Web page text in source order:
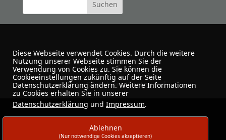
Urban Sketchers Dortmund
Diese Webseite verwendet Cookies. Durch die weitere
Nutzung unserer Webseite stimmen Sie der
Verwendung von Cookies zu. Sie können die
Cookieeinstellungen zukünftig auf der Seite
Datenschutzerklärung ändern. Weitere Informationen
zu Cookies erhalten Sie in unserer
Datenschutzerklärung und Impressum.
Ablehnen
(Nur notwendige Cookies akzeptieren)